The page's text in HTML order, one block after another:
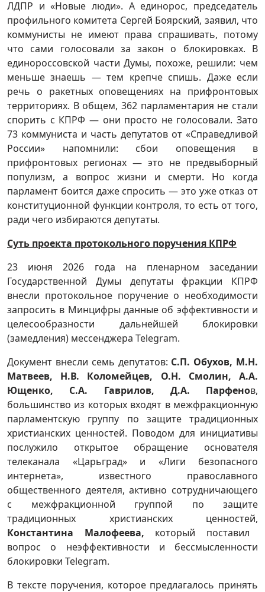
ЛДПР и «Новые люди». А единорос, председатель
профильного комитета Сергей Боярский, заявил, что
коммунисты не имеют права спрашивать, потому
что сами голосовали за закон о блокировках. В
единороссовской части Думы, похоже, решили: чем
меньше знаешь — тем крепче спишь. Даже если
речь о ракетных оповещениях на прифронтовых
территориях. В общем, 362 парламентария не стали
спорить с КПРФ — они просто не голосовали. Зато
73 коммуниста и часть депутатов от «Справедливой
России» напомнили: сбои оповещения в
прифронтовых регионах — это не предвыборный
популизм, а вопрос жизни и смерти. Но когда
парламент боится даже спросить — это уже отказ от
конституционной функции контроля, то есть от того,
ради чего избираются депутаты.
Суть проекта протокольного поручения КПРФ
23 июня 2026 года на пленарном заседании
Государственной Думы депутаты фракции КПРФ
внесли протокольное поручение о необходимости
запросить в Минцифры данные об эффективности и
целесообразности дальнейшей блокировки
(замедления) мессенджера Telegram.
Документ внесли семь депутатов: С.П. Обухов, М.Н.
Матвеев, Н.В. Коломейцев, О.Н. Смолин, А.А.
Ющенко, С.А. Гаврилов, Д.А. Парфенов,
большинство из которых входят в межфракционную
парламентскую группу по защите традиционных
христианских ценностей. Поводом для инициативы
послужило открытое обращение основателя
телеканала «Царьград» и «Лиги безопасного
интернета», известного православного
общественного деятеля, активно сотрудничающего
с межфракционной группой по защите
традиционных христианских ценностей,
Константина Малофеева, который поставил
вопрос о неэффективности и бессмысленности
блокировки Telegram.
В тексте поручения, которое предлагалось принять